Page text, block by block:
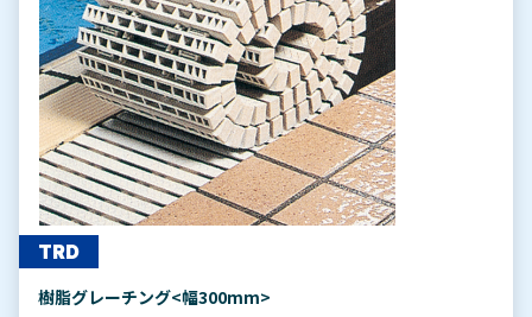
TRD
樹脂グレーチング<幅300mm>